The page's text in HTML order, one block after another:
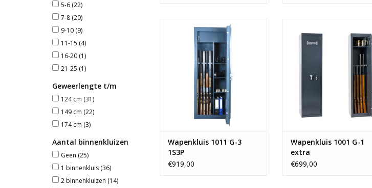
5-6 (22)
7-8 (20)
9-10 (9)
11-15 (4)
16-20 (1)
21-25 (1)
Geweerlengte t/m
124 cm (31)
149 cm (22)
174 cm (3)
Aantal binnenkluizen
Geen (25)
1 binnenkluis (36)
2 binnenkluizen (14)
- 150x60 cm
- Ruimte voor 5 geweren
- 1 binnenkluis
- Vanaf 110 kg
TOEVOEGEN AAN WINKELWAGEN
Wapenkluis 1011 G-3
1S3P
€919,00
- Ruimte voor 6 geweren
- 1 binnenkluis
Wapenkluis 1001 G-1
extra
€699,00